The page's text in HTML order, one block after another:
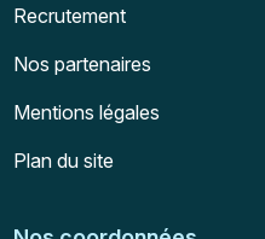
Recrutement
Nos partenaires
Mentions légales
Plan du site